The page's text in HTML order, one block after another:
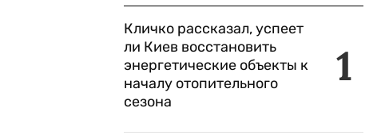
1
Кличко рассказал, успеет
ли Киев восстановить
энергетические объекты к
началу отопительного
сезона